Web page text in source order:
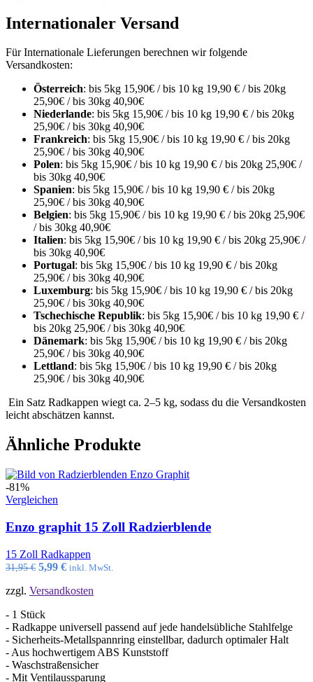
Internationaler Versand
Für Internationale Lieferungen berechnen wir folgende
Versandkosten:
Österreich: bis 5kg 15,90€ / bis 10 kg 19,90 € / bis 20kg
25,90€ / bis 30kg 40,90€
Niederlande: bis 5kg 15,90€ / bis 10 kg 19,90 € / bis 20kg
25,90€ / bis 30kg 40,90€
Frankreich: bis 5kg 15,90€ / bis 10 kg 19,90 € / bis 20kg
25,90€ / bis 30kg 40,90€
Polen: bis 5kg 15,90€ / bis 10 kg 19,90 € / bis 20kg 25,90€ /
bis 30kg 40,90€
Spanien: bis 5kg 15,90€ / bis 10 kg 19,90 € / bis 20kg
25,90€ / bis 30kg 40,90€
Belgien: bis 5kg 15,90€ / bis 10 kg 19,90 € / bis 20kg 25,90€
/ bis 30kg 40,90€
Italien: bis 5kg 15,90€ / bis 10 kg 19,90 € / bis 20kg 25,90€ /
bis 30kg 40,90€
Portugal: bis 5kg 15,90€ / bis 10 kg 19,90 € / bis 20kg
25,90€ / bis 30kg 40,90€
Luxemburg: bis 5kg 15,90€ / bis 10 kg 19,90 € / bis 20kg
25,90€ / bis 30kg 40,90€
Tschechische Republik: bis 5kg 15,90€ / bis 10 kg 19,90 € /
bis 20kg 25,90€ / bis 30kg 40,90€
Dänemark: bis 5kg 15,90€ / bis 10 kg 19,90 € / bis 20kg
25,90€ / bis 30kg 40,90€
Lettland: bis 5kg 15,90€ / bis 10 kg 19,90 € / bis 20kg
25,90€ / bis 30kg 40,90€
Ein Satz Radkappen wiegt ca. 2–5 kg, sodass du die Versandkosten
leicht abschätzen kannst.
Ähnliche Produkte
-81%
Vergleichen
Enzo graphit 15 Zoll Radzierblende
15 Zoll Radkappen
31,95€ Ursprünglicher
war:
5,99 €Aktueller
ist:
inkl. MwSt.
zzgl. Versandkosten
- 1 Stück
- Radkappe universell passend auf jede handelsübliche Stahlfelge
- Sicherheits-Metallspannring einstellbar, dadurch optimaler Halt
- Aus hochwertigem ABS Kunststoff
- Waschstraßensicher
- Mit Ventilaussparung